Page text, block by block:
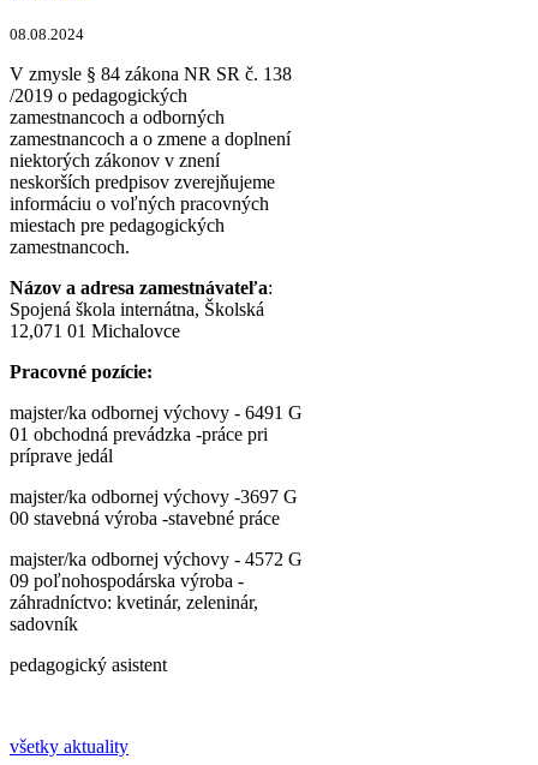
08.08.2024
V zmysle § 84 zákona NR SR č. 138
/2019 o pedagogických
zamestnancoch a odborných
zamestnancoch a o zmene a doplnení
niektorých zákonov v znení
neskorších predpisov zverejňujeme
informáciu o voľných pracovných
miestach pre pedagogických
zamestnancoch.
Názov a adresa zamestnávateľa:
Spojená škola internátna, Školská
12,071 01 Michalovce
Pracovné pozície:
majster/ka odbornej výchovy - 6491 G
01 obchodná prevádzka -práce pri
príprave jedál
majster/ka odbornej výchovy -3697 G
00 stavebná výroba -stavebné práce
majster/ka odbornej výchovy - 4572 G
09 poľnohospodárska výroba -
záhradníctvo: kvetinár, zeleninár,
sadovník
pedagogický asistent
všetky aktuality